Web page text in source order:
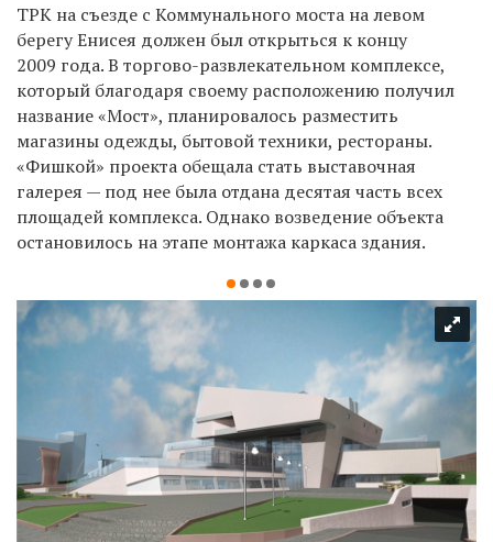
ТРК на съезде с Коммунального моста на левом
берегу Енисея должен был открыться к концу
2009 года. В торгово-развлекательном комплексе,
который благодаря своему расположению получил
название «Мост», планировалось разместить
магазины одежды, бытовой техники, рестораны.
«Фишкой» проекта обещала стать выставочная
галерея — под нее была отдана десятая часть всех
площадей комплекса. Однако возведение объекта
остановилось на этапе монтажа каркаса здания.